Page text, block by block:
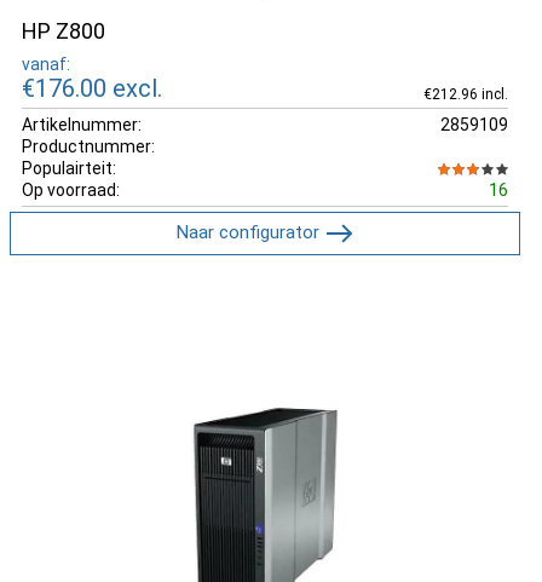
HP Z800
vanaf:
€176.00 excl. €212.96 incl.
Artikelnummer:
2859109
Productnummer:
Populairteit:
Op voorraad:
16
Naar configurator